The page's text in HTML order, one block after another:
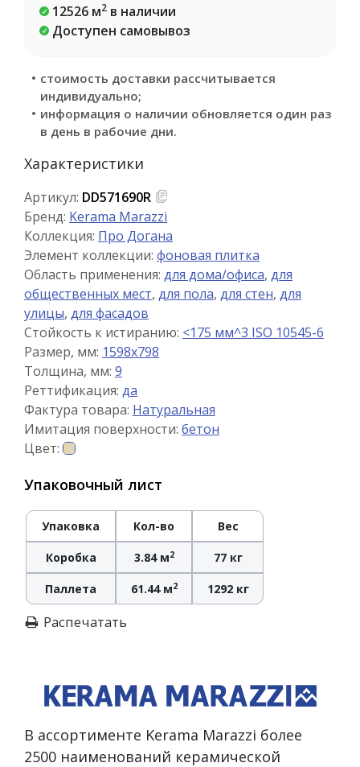
12526 м2 в наличии
Доступен самовывоз
стоимость доставки рассчитывается
индивидуально;
информация о наличии обновляется один раз
в день в рабочие дни.
Характеристики
Артикул: DD571690R
Бренд: Kerama Marazzi
Коллекция: Про Догана
Элемент коллекции: фоновая плитка
Область применения: для дома/офиса, для
общественных мест, для пола, для стен, для
улицы, для фасадов
Стойкость к истиранию: <175 мм^3 ISO 10545-6
Размер, мм: 1598x798
Толщина, мм: 9
Реттификация: да
Фактура товара: Натуральная
Имитация поверхности: бетон
Цвет:
Упаковочный лист
Упаковка Кол-во Вес
Коробка 3.84 м2 77 кг
Паллета 61.44 м2 1292 кг
Распечатать
В ассортименте Kerama Marazzi более
2500 наименований керамической